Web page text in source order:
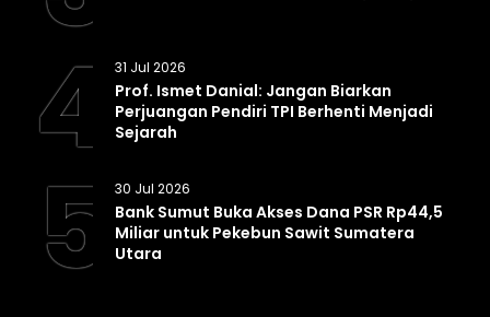
4 31 Jul 2026
Prof. Ismet Danial: Jangan Biarkan
Perjuangan Pendiri TPI Berhenti Menjadi
Sejarah
5 30 Jul 2026
Bank Sumut Buka Akses Dana PSR Rp44,5
Miliar untuk Pekebun Sawit Sumatera
Utara